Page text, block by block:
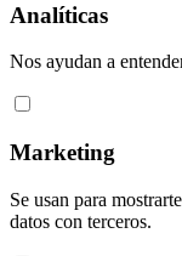
Analíticas
Nos ayudan a
Marketing
Se usan para
datos con terceros.